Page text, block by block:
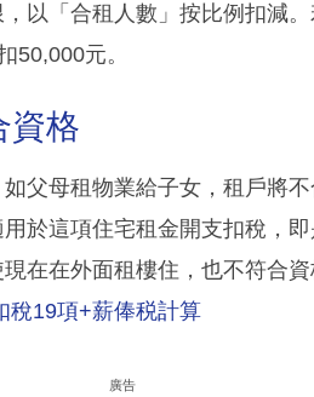
以「合租人數」按比例扣減
50,000元。
資格
父母租物業給子女，租戶將
於這項住宅租金開支扣稅，
在在外面租樓住，也不符合資
稅19項+薪俸税計算
廣告